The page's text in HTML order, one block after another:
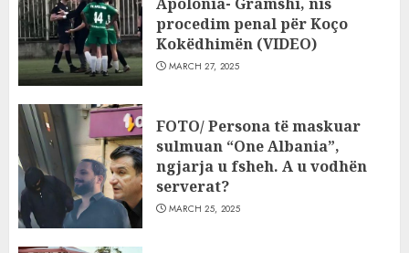
procedim penal për Koço
Kokëdhimën (VIDEO)
MARCH 27, 2025
FOTO/ Persona të maskuar
sulmuan “One Albania”,
ngjarja u fsheh. A u vodhën
serverat?
MARCH 25, 2025